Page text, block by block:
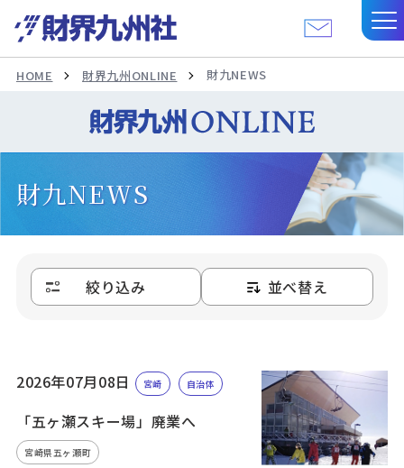
HOME 財界九州ONLINE 財九NEWS
財九NEWS
絞り込み 並べ替え
2026年07月08日 宮崎 自治体
「五ヶ瀬スキー場」廃業へ
宮崎県五ヶ瀬町